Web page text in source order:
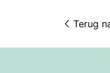
Terug